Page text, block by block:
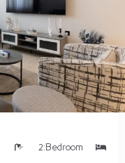
Bedroom:
2